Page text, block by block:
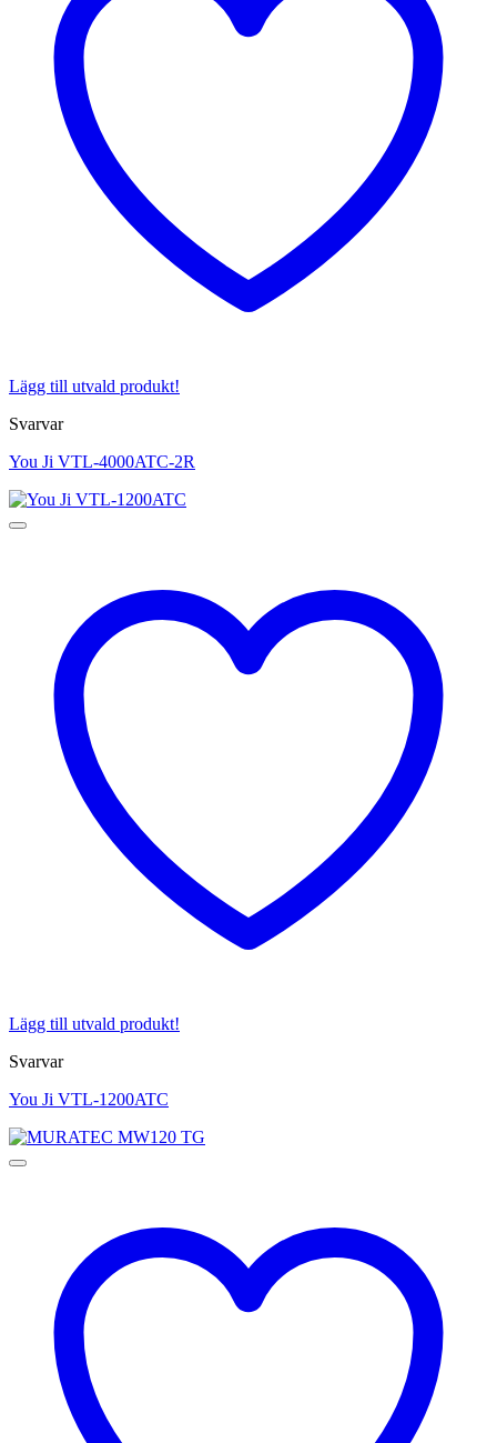
Lägg till utvald produkt!
Svarvar
You Ji VTL-4000ATC-2R
Lägg till utvald produkt!
Svarvar
You Ji VTL-1200ATC